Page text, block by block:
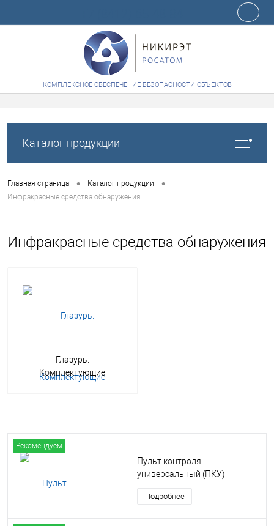
КОМПЛЕКСНОЕ ОБЕСПЕЧЕНИЕ БЕЗОПАСНОСТИ ОБЪЕКТОВ
Каталог продукции
Главная страница • Каталог продукции •
Инфракрасные средства обнаружения
Инфракрасные средства обнаружения
Глазурь.
Комплектующие
Рекомендуем
Пульт контроля
универсальный (ПКУ)
Подробнее